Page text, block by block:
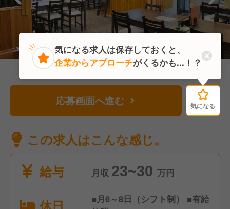
応募画面へ進む 気になる
この求人はこんな感じ。
給与
月収 23~30 万円
休日
■月6～8日（シフト制） ■有給
気になる
気になる求人は保存しておくと、
企業からアプローチがくるかも...！？